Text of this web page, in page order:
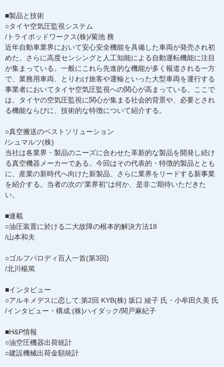
■製品と技術
○タイヤ空気圧監視システム
/トライポッドワークス(株)/菊池 務
近年自動車業界において安心安全機能を具備した車両が発売され初
めた。さらに高度センシングと人工知能による自動運転機能に注目
が集まっている。一般にこれら先進的な機能が多く報道される一方
で、業務用車両、とりわけ旅客や運輸といった大型車両を運行する
事業者においてタイヤ空気圧監視への関心が高まっている。ここで
は、タイヤの空気圧監視に関心が集まる社会的背景や、必要とされ
る機能ならびに、技術的な特徴について紹介する。
○真空搬送のベストソリューション
/シュマルツ(株)
当社は各業界・製品のニーズに合わせた革新的な製品を開発し続け
る真空機器メーカーである。今回はその代表的・特徴的製品ととも
に、産業の新時代へ向けた新製品、さらに業界をリードする新事業
を紹介する。当者の次の“業界初”は何か、是非ご期待いただきた
い。
■連載
○油圧装置に於ける二大故障の根本的解決方法18
/山本和夫
○ゴルフパロディ百人一首(第3回)
/北川楊篤
■インタビュー
○アルキメデスに恋して:第2回 KYB(株) 坂口 綾子 氏・小牟田久美 氏
/インタビュー・構成:(株)ハイダック/関戸麻紀子
■H&P情報
○油空圧機器出荷統計
○建設機械出荷金額統計